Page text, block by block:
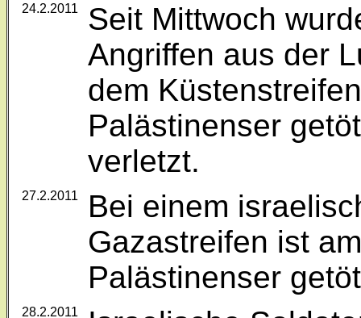
24.2.2011
Seit Mittwoch
Angriffen aus der
dem
Palästinenser
verletzt.
27.2.2011
Bei einem
Gazastreifen ist
Palästinenser
28.2.2011